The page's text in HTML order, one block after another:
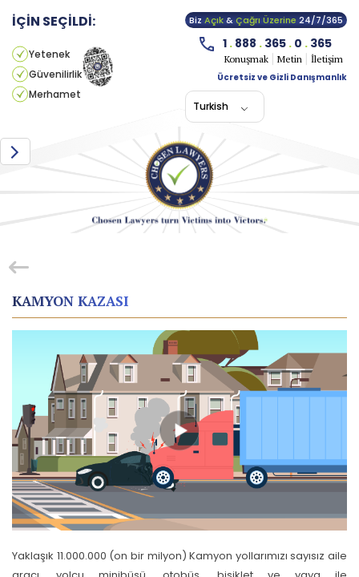
İÇİN SEÇİLDİ:
Yetenek
Güvenilirlik
Merhamet
BizAçık&Çağrı Üzerine24/7/365
1 . 888 . 365 . 0 . 365
Konuşmak Metin
İletişim
Ücretsiz ve Gizli Danışmanlık
Turkish
KAMYON KAZASI
Yaklaşık 11.000.000 (on bir milyon) Kamyon yollarımızı sayısız aile